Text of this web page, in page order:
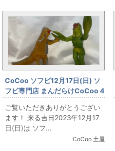
CoCoo ソフビ12月17日(日) ソ
フビ専門店 まんだらけCoCoo 4
周年記念 「 ロッテ「ウルトラマ
ンフーセンガム」景品キングザ
ウルス レッドキング＆バルタン
星人」
ご覧いただきありがとうござい
ます！ 来る吉日2023年12月17
日(日)は ソフ...
CoCoo 土屋